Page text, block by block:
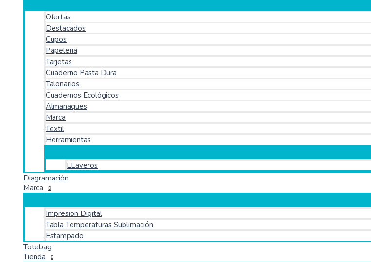
Ofertas
Destacados
Cupos
Papeleria
Tarjetas
Cuaderno Pasta Dura
Talonarios
Cuadernos Ecológicos
Almanaques
Marca
Textil
Herramientas
LLaveros
Diagramación
Marca
Impresion Digital
Tabla Temperaturas Sublimación
Estampado
Totebag
Tienda